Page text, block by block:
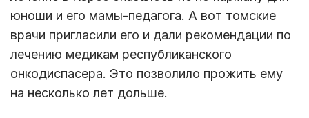
юноши и его мамы-педагога. А вот томские
врачи пригласили его и дали рекомендации по
лечению медикам республиканского
онкодиспасера. Это позволило прожить ему
на несколько лет дольше.